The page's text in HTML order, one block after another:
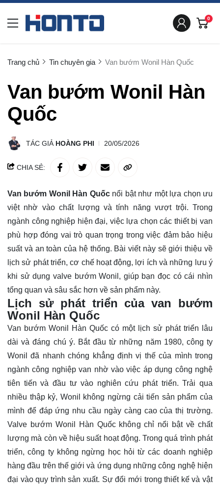
0
Trang chủ Tin chuyên gia Van bướm Wonil Hàn Quốc
Van bướm Wonil Hàn
Quốc
TÁC GIẢ HOÀNG PHI 20/05/2026
CHIA SẺ:
Van bướm Wonil Hàn Quốc nổi bật như một lựa chọn ưu
việt nhờ vào chất lượng và tính năng vượt trội. Trong
ngành công nghiệp hiện đại, việc lựa chọn các thiết bị van
phù hợp đóng vai trò quan trọng trong việc đảm bảo hiệu
suất và an toàn của hệ thống. Bài viết này sẽ giới thiệu về
lịch sử phát triển, cơ chế hoạt động, lợi ích và những
lưu ý
khi sử dụng valve bướm Wonil, giúp bạn đọc có cái nhìn
tổng quan và sâu sắc hơn về sản phẩm này.
Lịch sử phát triển của van bướm
Wonil Hàn Quốc
Van bướm Wonil Hàn Quốc có một lịch sử phát triển lâu
dài và đáng chú ý. Bắt đầu từ những năm 1980, công ty
Wonil đã nhanh chóng khẳng định vị thế của mình trong
ngành công nghiệp van nhờ vào việc áp dụng công nghệ
tiên tiến và đầu tư vào nghiên cứu phát triển. Trải qua
nhiều thập kỷ, Wonil không ngừng cải tiến sản phẩm của
mình để đáp ứng nhu cầu ngày càng cao của thị trường.
Valve bướm Wonil Hàn Quốc không chỉ nổi bật về chất
lượng mà còn về hiệu suất hoạt động. Trong quá trình phát
triển, công ty không ngừng học hỏi từ các doanh nghiệp
hàng đầu trên thế giới và ứng dụng những công nghệ hiện
đại vào quy trình sản xuất. Sự đổi mới trong thiết kế và vật